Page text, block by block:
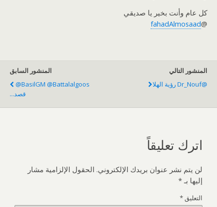
كل عام وأنت بخير يا صديقي
@
fahadAlmosaad
المنشور السابق
@BasilGM @battalalgoos
قصد...
المنشور التالي
@Dr_Nouf رؤية الهلا
اترك تعليقاً
لن يتم نشر عنوان بريدك الإلكتروني. الحقول الإلزامية مشار
إليها بـ *
التعليق*